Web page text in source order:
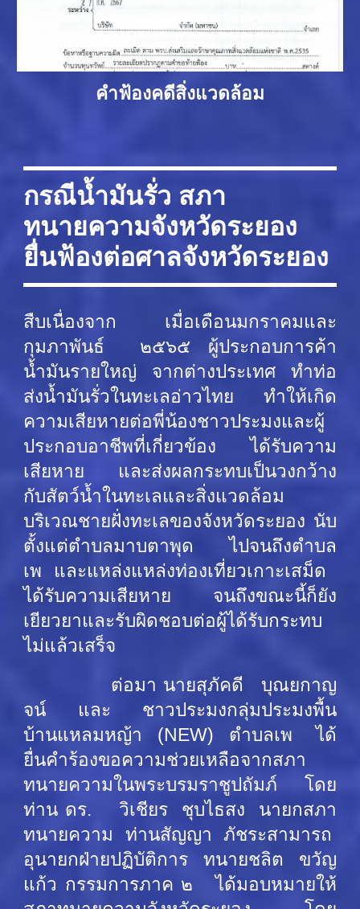
คำฟ้องคดีสิ่งแวดล้อม
กรณีน้ำมันรั่ว สภา
ทนายความจังหวัดระยอง
ยื่นฟ้องต่อศาลจังหวัดระยอง
สืบเนื่องจาก เมื่อเดือนมกราคมและ
กุมภาพันธ์ ๒๕๖๕ ผู้ประกอบการค้า
น้ำมันรายใหญ่ จากต่างประเทศ ทำท่อ
ส่งน้ำมันรั่วในทะเลอ่าวไทย ทำให้เกิด
ความเสียหายต่อพี่น้องชาวประมงและผู้
ประกอบอาชีพที่เกี่ยวข้อง ได้รับความ
เสียหาย และส่งผลกระทบเป็นวงกว้าง
กับสัตว์น้ำในทะเลและสิ่งแวดล้อม
บริเวณชายฝั่งทะเลของจังหวัดระยอง นับ
ตั้งแต่ตำบลมาบตาพุด ไปจนถึงตำบล
เพ และแหล่งแหล่งท่องเที่ยวเกาะเสม็ด
ได้รับความเสียหาย จนถึงขณะนี้ก็ยัง
เยียวยาและรับผิดชอบต่อผู้ได้รับกระทบ
ไม่แล้วเสร็จ
ต่อมา นายสุภัคดี บุณยกาญ
จน์ และ ชาวประมงกลุ่มประมงพื้น
บ้านแหลมหญ้า (NEW) ตำบลเพ ได้
ยื่นคำร้องขอความช่วยเหลือจากสภา
ทนายความในพระบรมราชูปถัมภ์ โดย
ท่าน ดร. วิเชียร ชุบไธสง นายกสภา
ทนายความ ท่านสัญญา ภัชระสามารถ
อุนายกฝ่ายปฏิบัติการ ทนายชลิต ขวัญ
แก้ว กรรมการภาค ๒ ได้มอบหมายให้